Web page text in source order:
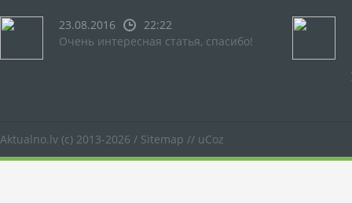
23.08.2016
22:22
Очень интересная статья, спасибо!
Aktualno.lv (c) 2013-2026 / Sitemap // uCoz